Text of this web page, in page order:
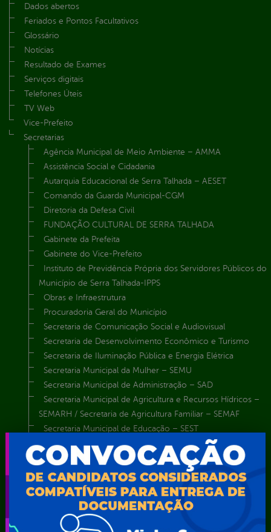
Dados abertos
Feriados e Pontos Facultativos
Glossário
Notícias
Resultado de Exames
Serviços digitais
Telefones Úteis
TV Web
Vice-Prefeito
Secretarias
Agência Municipal de Meio Ambiente – AMMA
Assistência Social e Cidadania
Autarquia Educacional de Serra Talhada – AESET
Comando da Guarda Municipal-CGM
Diretoria da Defesa Civil
FUNDAÇÃO CULTURAL DE SERRA TALHADA
Gabinete da Prefeita
Gabinete do Vice-Prefeito
Instituto de Previdência Própria dos Servidores Públicos do
Município de Serra Talhada-IPPS
Obras e Infraestrutura
Procuradoria Geral do Município
Secretaria de Comunicação Social e Audiovisual
Secretaria de Desenvolvimento Econômico e Turismo
Secretaria de Iluminação Pública e Energia Elétrica
Secretaria Municipal da Mulher – SEMU
Secretaria Municipal de Administração – SAD
Secretaria Municipal de Agricultura e Recursos Hídricos –
SEMARH / Secretaria de Agricultura Familiar – SEMAF
Secretaria Municipal de Educação – SEST
Secretaria Municipal de Esporte e Lazer – SEMEL
Secretaria Municipal de Finanças – SECFIN
Secretaria Municipal de Governo – SEGOV
Secretaria Municipal de Meio Ambiente – SEMA
Secretaria Municipal de Planejamento e Gestão – SEPLAG
Secretaria Municipal de Relações Institucionais – SEMRI